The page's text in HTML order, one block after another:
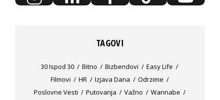
TAGOVI
30 Ispod 30 Bitno Bizbendovi
Easy Life
Filmovi
HR Izjava Dana
Odrzime
Poslovne Vesti
Putovanja Važno
Wannabe